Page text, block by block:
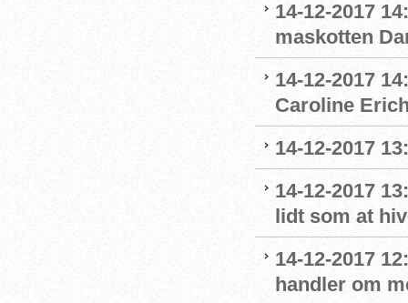
14-12-2017
maskotten
14-12-2017
Caroline
14-12-2017
14-12-2017
lidt som at
14-12-2017
handler om